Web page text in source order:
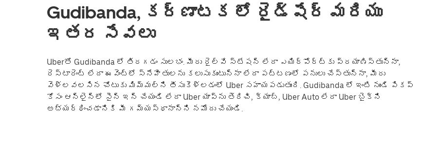
Gudibanda, కర్ణాటక లో రైడ్‌షేర్ మరియు
ఇతర సేవలు
Uberతో Gudibanda లో తిరగడం సులభం. మీరు రైల్వే స్టేషన్ లేదా ఎయిర్‌పోర్ట్‌కు ప్రయాణిస్తున్నా,
రెస్టారెంట్ లేదా ఈవెంట్లో స్నేహితులను కలుసుకుంటున్నా లేదా పట్టణంలో పనులు చేస్తున్నా, మీరు
వెళ్లవలసిన చోటుకు మిమ్మల్ని తీసుకెళ్లడంలో Uber సహాయపడుతుంది. Gudibanda లో ఇంటి నుండి పికప్
కోసం ఆన్‌లైన్‌లో సైన్ ఇన్ చేయండి లేదా Uber యాప్‌ను తెరిచి, క్యాబ్, Uber Auto లేదా Uber బైక్‌ని
అభ్యర్థించడానికి మీ గమ్యస్థానాన్ని నమోదు చేయండి.